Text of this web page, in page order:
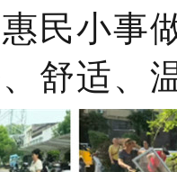
民小事
舒适、